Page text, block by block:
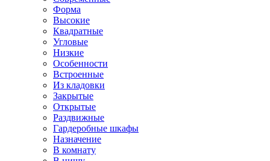
Форма
Высокие
Квадратные
Угловые
Низкие
Особенности
Встроенные
Из кладовки
Закрытые
Открытые
Раздвижные
Гардеробные шкафы
Назначение
В комнату